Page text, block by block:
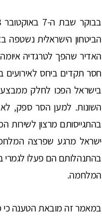
הביטחון הישראלית נשטפה
האדיר שהפך לטרגדיה
בישראל הפכו לחלק
השונות. למען הסר ספק,
בהתגייסותם מרצון
ישראל מרגע שפרצה
בהתנהלותם הם פעלו לגמרי
המלחמה.
במאמר זה מובאת הטענה